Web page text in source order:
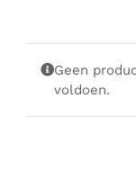
Geen
voldoen.